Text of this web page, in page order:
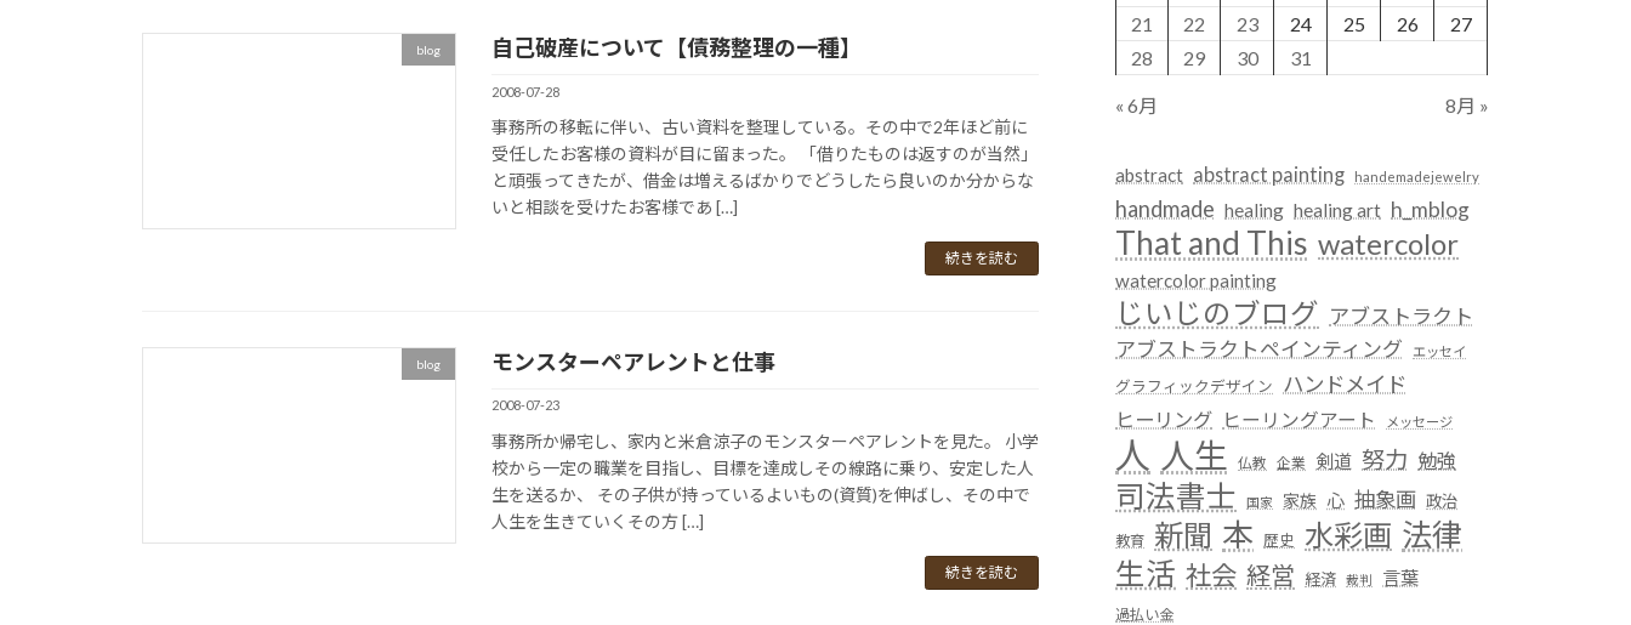
blog 自己破産について【債務整理の一種】
2008-07-28
事務所の移転に伴い、古い資料を整理している。その中で2年ほど前に
受任したお客様の資料が目に留まった。 「借りたものは返すのが当然」
と頑張ってきたが、借金は増えるばかりでどうしたら良いのか分からな
いと相談を受けたお客様であ […]
続きを読む
blog モンスターペアレントと仕事
2008-07-23
事務所か帰宅し、家内と米倉涼子のモンスターペアレントを見た。 小学
校から一定の職業を目指し、目標を達成しその線路に乗り、安定した人
生を送るか、 その子供が持っているよいもの(資質)を伸ばし、その中で
人生を生きていくその方 […]
続きを読む
21
22 23 24 25 26
27
28
29 30 31
« 6月 8月 »
abstract abstract painting handemadejewelry
handmade healing healing art h_mblog
That and This watercolor
watercolor painting
じいじのブログ アブストラクト
アブストラクトペインティング
エッセイ
グラフィックデザイン ハンドメイド
ヒーリング ヒーリングアート メッセージ
人 人生 仏教 企業 剣道 努力 勉強
司法書士 国家 家族 心 抽象画 政治
教育 新聞 本 歴史 水彩画 法律
生活 社会 経営 経済 裁判 言葉
過払い金